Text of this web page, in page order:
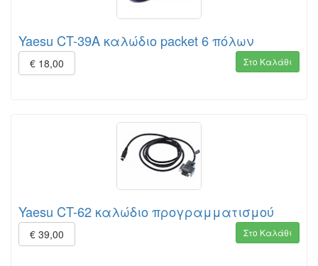
Yaesu CT-39A καλώδιο packet 6 πόλων
€ 18,00 Στο Καλάθι
Yaesu CT-62 καλώδιο προγραμματισμού
€ 39,00 Στο Καλάθι